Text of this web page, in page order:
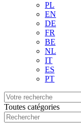
PL
EN
DE
FR
BE
NL
IT
ES
PT
Toutes catégories